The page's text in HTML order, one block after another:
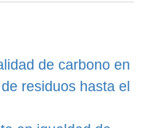
de carbono en
residuos hasta el